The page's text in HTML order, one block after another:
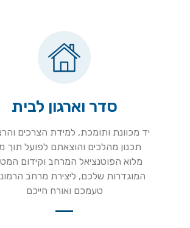
סדר וארגון לבית
יד מכוונת ותומכת, למידת הצרכים
תכנון מהלכים והוצאתם לפועל תוך
מלוא הפוטנציאל המרחב וקידום
המוגדרות שלכם, ליצירת מרחב
טעמכם ואורח חייכם